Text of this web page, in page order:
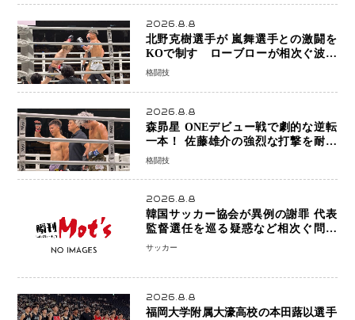
2026.8.8
北野克樹選手が 嵐舞選手との激闘を
KOで制す ローブローが相次ぐ波乱
の展開…涙の勝利「生まれてくる娘の
格闘技
2026.8.8
森昴星 ONEデビュー戦で劇的な逆転
一本！ 佐藤雄介の強烈な打撃を耐え
抜き、リアネイキッドチョークで勝利
格闘技
2026.8.8
韓国サッカー協会が異例の謝罪 代表
監督選任を巡る疑惑など相次ぐ問題
「組織の刷新」誓う
サッカー
2026.8.8
福岡大学附属大濠高校の本田蕗以選手